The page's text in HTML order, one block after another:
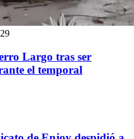
Largo tras ser
el temporal